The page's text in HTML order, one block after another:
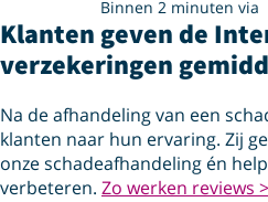
Binnen 2 minuten via
Klanten geven de
verzekeringen
Na de afhandeling van een
klanten naar hun ervaring. Zij
onze schadeafhandeling én
verbeteren. Zo werken reviews >